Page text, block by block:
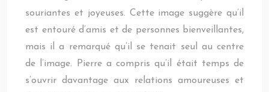
souriantes et joyeuses. Cette image suggère qu’il
est entouré d’amis et de personnes bienveillantes,
mais il a remarqué qu’il se tenait seul au centre
de l’image. Pierre a compris qu’il était temps de
s’ouvrir davantage aux relations amoureuses et